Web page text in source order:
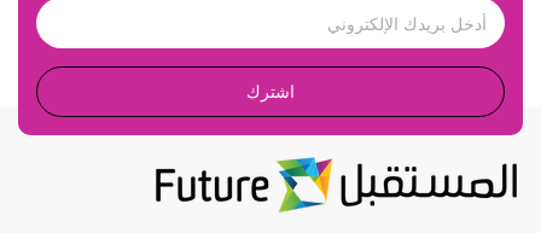
اشترك